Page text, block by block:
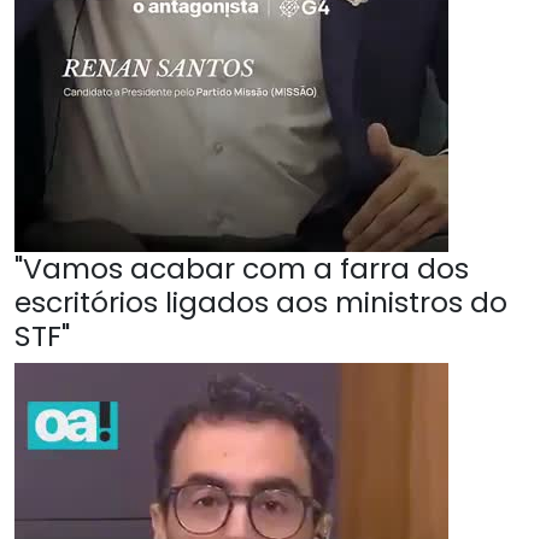
"Vamos acabar com a farra dos
escritórios ligados aos ministros do
STF"